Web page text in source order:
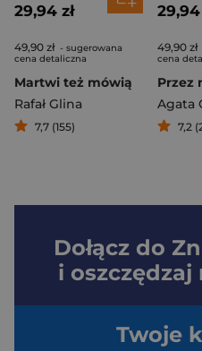
29,94 zł
49,90 zł - sugerowana
cena detaliczna
Martwi też mówią
Rafał Glina
7,7 (155)
29,94
49,90 zł
cena
Przez
7,2
Dołącz do
i
Twoje